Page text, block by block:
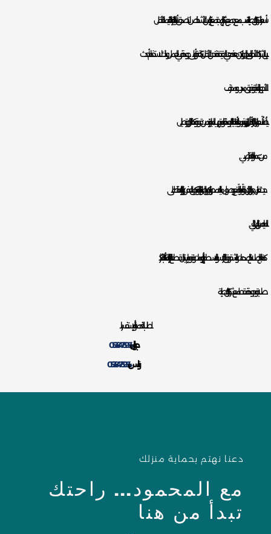
أسعار شركة اركان طيبة تتناسب مع جميع شرائح المجتمع فـ كثير من الأشخاص لا تصدق أسعارنا الخيالية نتيجة القيمة الأقل
بين الشركات الأخرى بـ المجال ولكن هذه هي الحقيقة فنحن الأقل تكلفة وبأعلى جودة في العمل وذلك لاستخدام أحدث
الأجهزة الحديثة وفريق مدرب ومحترف.
أيضاً أسعار عزل الخزانات تبدأ بأقل ريال بتوفير مواد ألمانية عالية الجودة تقاوم تهريب المياه وتزيد من قوة وكفاء الخزان وتطيل
من عمرها الإفتراضي.
حيث تعزل جدران الخزان داخلياً وخارجياً لمنع وصول مياه الامطار وتكون الرطوبة الزائدة وتكون العفن والبكتريا والحفاظ على
المياه من التلوث البيئي.
كما نعالج اصلاح التصدعات والشقوق الخزانات سواء بالاسطح أو البدرومات ونقوم بإستبدال قطع غيار الخزانات المتأكلة بالأكثر
صلابة وجودة فقط مع شركة اركان طيبة
لطلب الخدمة أو للإستفسار
جوال:0538475954
واتس:0538475954
دعنا نهتم بحماية منزلك
مع المحمود... راحتك
تبدأ من هنا